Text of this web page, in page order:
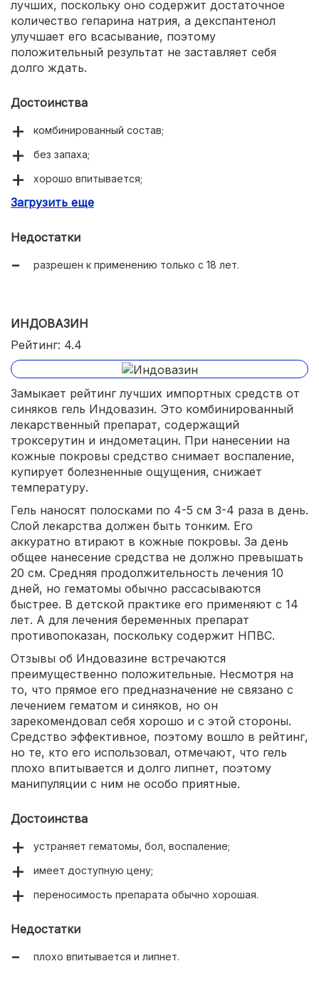
лучших, поскольку оно содержит достаточное
количество гепарина натрия, а декспантенол
улучшает его всасывание, поэтому
положительный результат не заставляет себя
долго ждать.
Достоинства
комбинированный состав;
без запаха;
хорошо впитывается;
быстро избавляет от гематом.
Загрузить еще
Недостатки
разрешен к применению только с 18 лет.
ИНДОВАЗИН
Рейтинг: 4.4
Замыкает рейтинг лучших импортных средств от
синяков гель Индовазин. Это комбинированный
лекарственный препарат, содержащий
троксерутин и индометацин. При нанесении на
кожные покровы средство снимает воспаление,
купирует болезненные ощущения, снижает
температуру.
Гель наносят полосками по 4-5 см 3-4 раза в день.
Слой лекарства должен быть тонким. Его
аккуратно втирают в кожные покровы. За день
общее нанесение средства не должно превышать
20 см. Средняя продолжительность лечения 10
дней, но гематомы обычно рассасываются
быстрее. В детской практике его применяют с 14
лет. А для лечения беременных препарат
противопоказан, поскольку содержит НПВС.
Отзывы об Индовазине встречаются
преимущественно положительные. Несмотря на
то, что прямое его предназначение не связано с
лечением гематом и синяков, но он
зарекомендовал себя хорошо и с этой стороны.
Средство эффективное, поэтому вошло в рейтинг,
но те, кто его использовал, отмечают, что гель
плохо впитывается и долго липнет, поэтому
манипуляции с ним не особо приятные.
Достоинства
устраняет гематомы, бол, воспаление;
имеет доступную цену;
переносимость препарата обычно хорошая.
Недостатки
плохо впитывается и липнет.